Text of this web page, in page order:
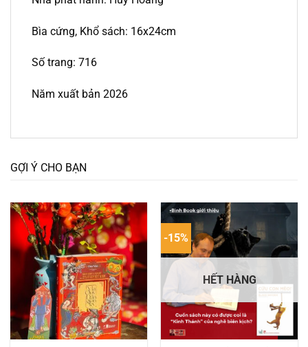
Bìa cứng, Khổ sách: 16x24cm
Số trang: 716
Năm xuất bản 2026
GỢI Ý CHO BẠN
-15%
HẾT HÀNG